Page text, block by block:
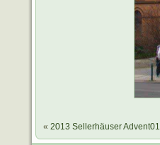
« 2013 Sellerhäuser Advent01